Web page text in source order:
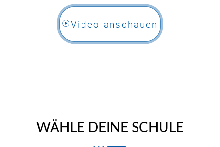
Video anschauen
WÄHLE DEINE SCHULE